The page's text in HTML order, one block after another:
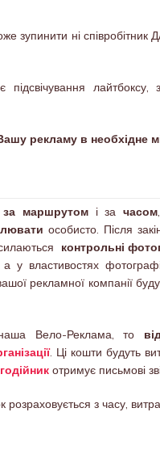
ні співробітник
підсвічування
рекламу в необхідне
за маршрутом і зачасом
особисто. Після
контрольні
у властивостях
рекламної компанії
Вело-Реклама, то
. Ці кошти будуть
отримує письмові
розраховується з часу,